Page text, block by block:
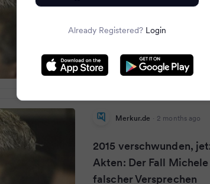
Rätselfall Michele:
taucht in Epstein-
wurde zur Falle
Merkur.de · 2 months ago
2015 verschwunden,
Akten: Der Fall
falscher Versprechen
Already Registered? Login